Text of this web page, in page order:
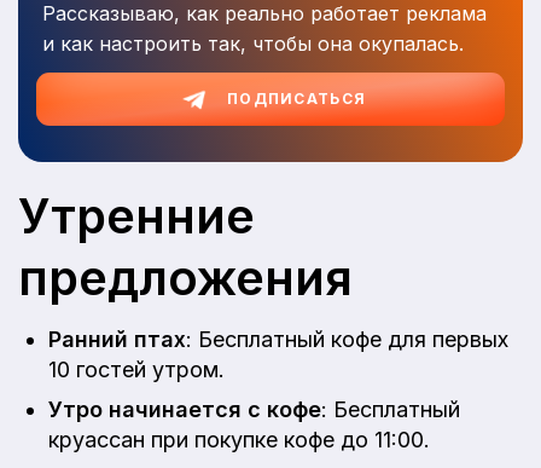
Рассказываю, как реально работает реклама
и как настроить так, чтобы она окупалась.
ПОДПИСАТЬСЯ
Утренние
предложения
Ранний птах: Бесплатный кофе для первых
10 гостей утром.
Утро начинается с кофе: Бесплатный
круассан при покупке кофе до 11:00.